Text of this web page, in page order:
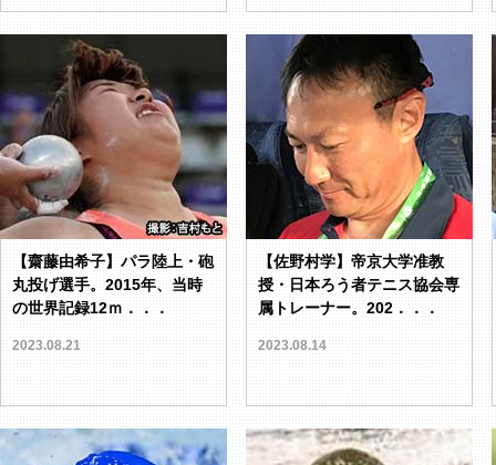
【齋藤由希子】パラ陸上・砲
丸投げ選手。2015年、当時
の世界記録12ｍ．．．
2023.08.21
【佐野村学】帝京大学准教
授・日本ろう者テニス協会専
属トレーナー。202．．．
2023.08.14